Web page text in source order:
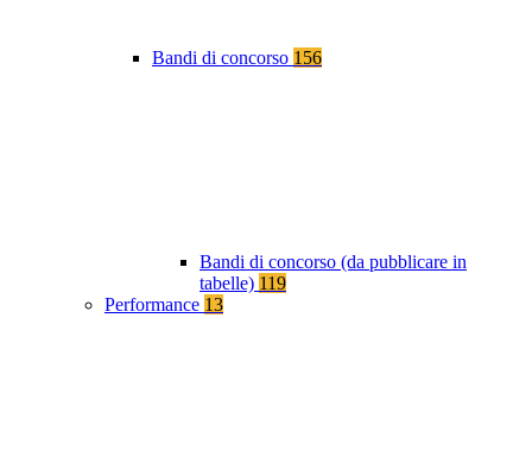
Bandi di concorso 156
Bandi di concorso (da pubblicare in
tabelle) 119
Performance 13